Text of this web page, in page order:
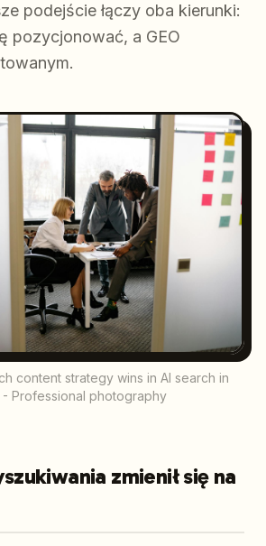
podejście łączy oba kierunki:
pozycjonować, a GEO
content strategy wins in AI search in
- Professional photography
zmienił się na